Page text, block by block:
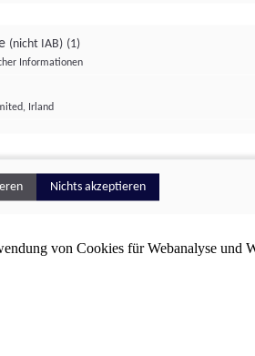
von Cookies für Webanalyse und
(nicht IAB) (1)
Informationen
Irland
Nichts akzeptieren